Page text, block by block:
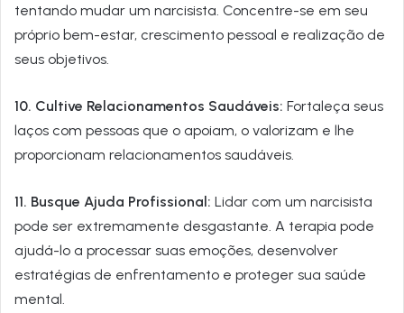
tentando mudar um narcisista. Concentre-se em seu
próprio bem-estar, crescimento pessoal e realização de
seus objetivos.
10. Cultive Relacionamentos Saudáveis: Fortaleça seus
laços com pessoas que o apoiam, o valorizam e lhe
proporcionam relacionamentos saudáveis.
11. Busque Ajuda Profissional: Lidar com um narcisista
pode ser extremamente desgastante. A terapia pode
ajudá-lo a processar suas emoções, desenvolver
estratégias de enfrentamento e proteger sua saúde
mental.